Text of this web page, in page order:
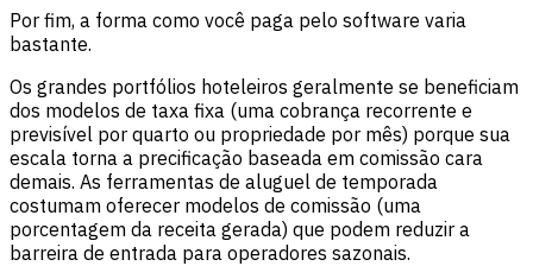
Por fim, a forma como você paga pelo software varia
bastante.
Os grandes portfólios hoteleiros geralmente se beneficiam
dos modelos de taxa fixa (uma cobrança recorrente e
previsível por quarto ou propriedade por mês) porque sua
escala torna a precificação baseada em comissão cara
demais. As ferramentas de aluguel de temporada
costumam oferecer modelos de comissão (uma
porcentagem da receita gerada) que podem reduzir a
barreira de entrada para operadores sazonais.